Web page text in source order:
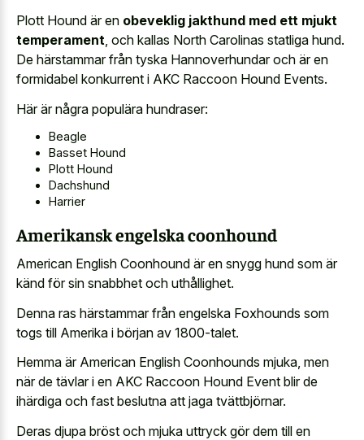
Plott Hound är en obeveklig jakthund med ett mjukt
temperament, och kallas North Carolinas statliga hund.
De härstammar från tyska Hannoverhundar och är en
formidabel konkurrent i AKC Raccoon Hound Events.
Här är några populära hundraser:
Beagle
Basset Hound
Plott Hound
Dachshund
Harrier
Amerikansk engelska coonhound
American English Coonhound är en snygg hund som är
känd för sin snabbhet och uthållighet.
Denna ras härstammar från engelska Foxhounds som
togs till Amerika i början av 1800-talet.
Hemma är American English Coonhounds mjuka, men
när de tävlar i en AKC Raccoon Hound Event blir de
ihärdiga och fast beslutna att jaga tvättbjörnar.
Deras djupa bröst och mjuka uttryck gör dem till en